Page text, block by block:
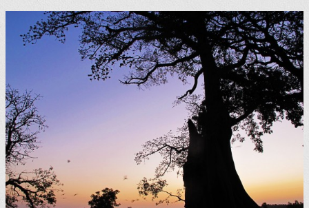
rezensiert:
Unser
Mann
von
William
Boyd
(1981)
–
7
Sterne